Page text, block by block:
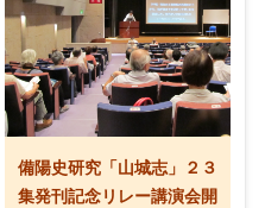
備陽史研究「山城志」２３
集発刊記念リレー講演会開